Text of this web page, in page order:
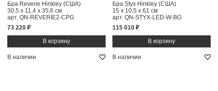
Бра Reverie Hinkley (США)
30,5 x 11,4 x 35,6 см
арт. QN-REVERIE2-CPG
73 220 ₽
Бра Styx Hinkley (США)
15 x 10,5 x 61 см
арт. QN-STYX-LED-W-BG
115 010 ₽
В наличии В наличии